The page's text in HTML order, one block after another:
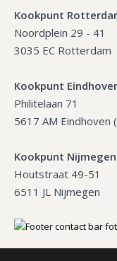
Kookpunt
Noordplein 29 - 41
3035 EC Rotterdam
Kookpunt
Philitelaan 71
5617 AM Eindhoven
Kookpunt Nijmegen
Houtstraat 49-51
6511 JL Nijmegen